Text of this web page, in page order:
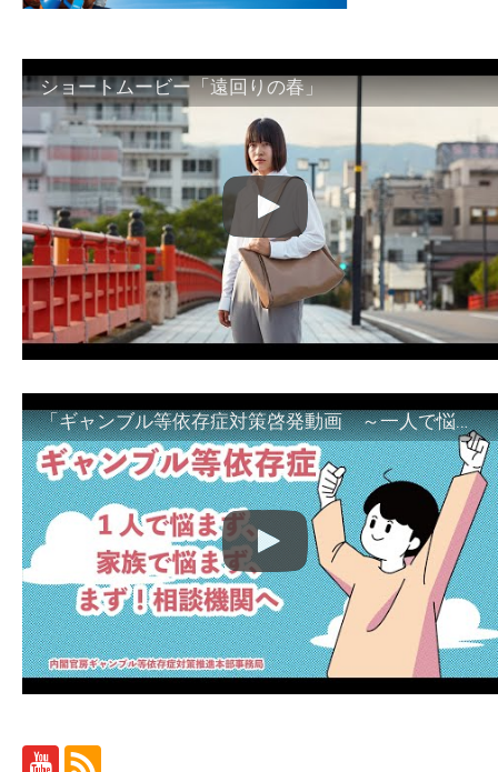
ショートムービー「遠回りの春」
「ギャンブル等依存症対策啓発動画 ～一人で悩まず、家族で悩まず、まず！相談機関へ～」